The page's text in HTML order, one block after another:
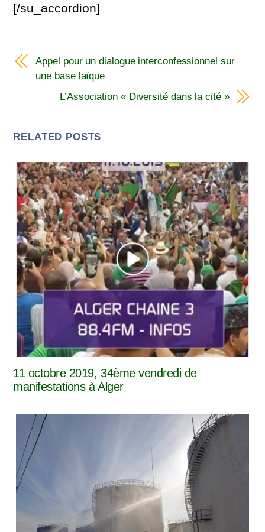
[/su_accordion]
Appel pour un dialogue interconfessionnel sur
une base laïque
L’Association « Diversité dans la cité »
RELATED POSTS
11 octobre 2019, 34ème vendredi de
manifestations à Alger